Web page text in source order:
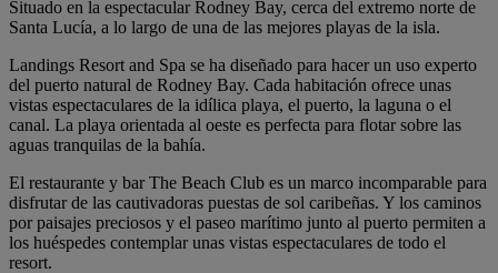
Situado en la espectacular Rodney Bay, cerca del extremo norte de
Santa Lucía, a lo largo de una de las mejores playas de la isla.
Landings Resort and Spa se ha diseñado para hacer un uso experto
del puerto natural de Rodney Bay. Cada habitación ofrece unas
vistas espectaculares de la idílica playa, el puerto, la laguna o el
canal. La playa orientada al oeste es perfecta para flotar sobre las
aguas tranquilas de la bahía.
El restaurante y bar The Beach Club es un marco incomparable para
disfrutar de las cautivadoras puestas de sol caribeñas. Y los caminos
por paisajes preciosos y el paseo marítimo junto al puerto permiten a
los huéspedes contemplar unas vistas espectaculares de todo el
resort.